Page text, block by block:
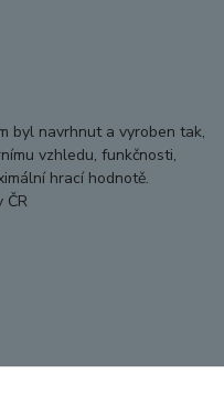
byl navrhnut a vyroben tak,
vzhledu, funkčnosti,
hrací hodnotě.
ČR